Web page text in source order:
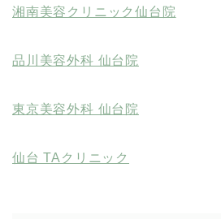
湘南美容クリニック仙台院
品川美容外科 仙台院
東京美容外科 仙台院
仙台 TAクリニック